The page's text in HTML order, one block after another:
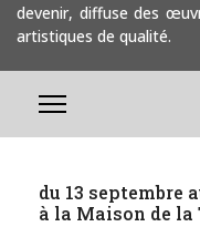
devenir, diffuse des
artistiques de qualité.
du 13 septembre
à la Maison de la